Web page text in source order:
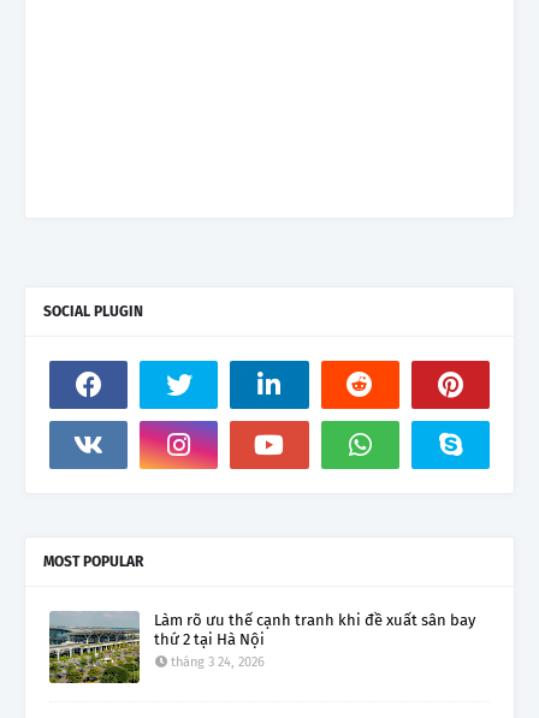
SOCIAL PLUGIN
MOST POPULAR
Làm rõ ưu thế cạnh tranh khi đề xuất sân bay
thứ 2 tại Hà Nội
tháng 3 24, 2026